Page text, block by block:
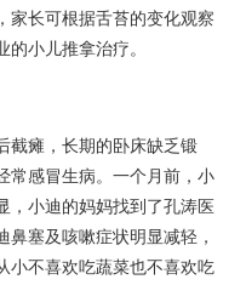
家长可根据舌苔的变化观察
小儿推拿治疗。
截瘫，长期的卧床缺乏锻
常感冒生病。一个月前，小
，小迪的妈妈找到了孔涛医
塞及咳嗽症状明显减轻，
小不喜欢吃蔬菜也不喜欢吃